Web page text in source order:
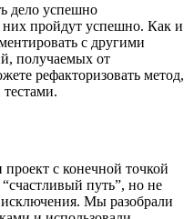
дело успешно
них пройдут успешно. Как и
с другими
получаемых от
рефакторизовать метод,
с конечной точкой
путь”, но не
Мы разобрали